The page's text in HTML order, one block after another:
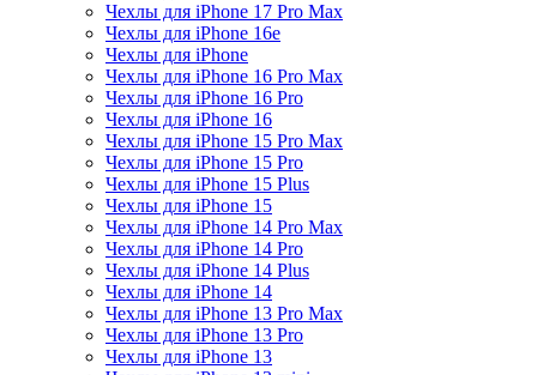
Чехлы для iPhone 17 Pro Max
Чехлы для iPhone 16e
Чехлы для iPhone
Чехлы для iPhone 16 Pro Max
Чехлы для iPhone 16 Pro
Чехлы для iPhone 16
Чехлы для iPhone 15 Pro Max
Чехлы для iPhone 15 Pro
Чехлы для iPhone 15 Plus
Чехлы для iPhone 15
Чехлы для iPhone 14 Pro Max
Чехлы для iPhone 14 Pro
Чехлы для iPhone 14 Plus
Чехлы для iPhone 14
Чехлы для iPhone 13 Pro Max
Чехлы для iPhone 13 Pro
Чехлы для iPhone 13